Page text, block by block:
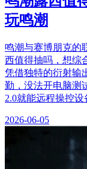
玩鸣潮
鸣潮与赛博朋克的
西值得抽吗，想综
凭借独特的衍射输
勤，没法开电脑测
2.0就能远程操控
2026-06-05